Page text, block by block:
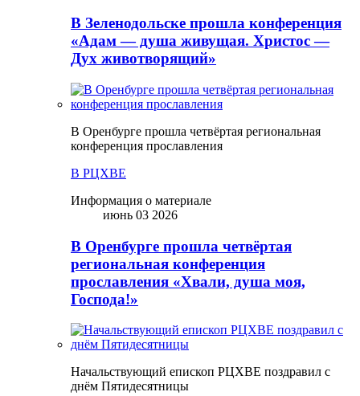
В Зеленодольске прошла конференция
«Адам — душа живущая. Христос —
Дух животворящий»
В Оренбурге прошла четвёртая региональная
конференция прославления
В РЦХВЕ
Информация о материале
июнь 03 2026
В Оренбурге прошла четвёртая
региональная конференция
прославления «Хвали, душа моя,
Господа!»
Начальствующий епископ РЦХВЕ поздравил с
днём Пятидесятницы